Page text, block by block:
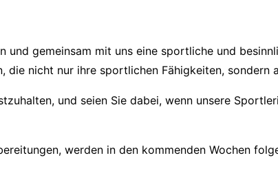
gemeinsam mit uns eine sportliche und
nicht nur ihre sportlichen Fähigkeiten, sondern
und seien Sie dabei, wenn unsere
werden in den kommenden Wochen